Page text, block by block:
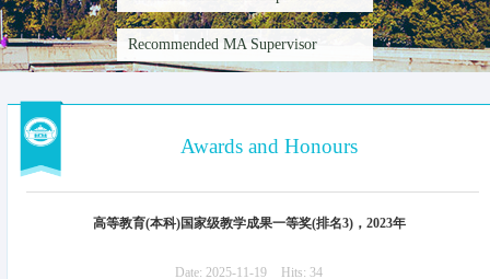
Recommended MA Supervisor
Awards and Honours
高等教育(本科)国家级教学成果一等奖(排名3)，2023年
Date: 2025-11-19 Hits: 34